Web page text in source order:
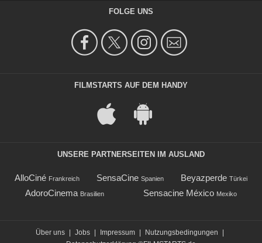
FOLGE UNS
FILMSTARTS AUF DEM HANDY
UNSERE PARTNERSEITEN IM AUSLAND
AlloCiné Frankreich SensaCine Spanien Beyazperde Türkei
AdoroCinema Brasilien Sensacine México Mexiko
Über uns | Jobs | Impressum | Nutzungsbedingungen
|